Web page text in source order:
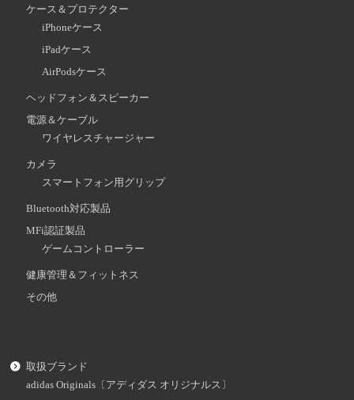
ケース＆プロテクター
iPhoneケース
iPadケース
AirPodsケース
ヘッドフォン＆スピーカー
電源＆ケーブル
ワイヤレスチャージャー
カメラ
スマートフォン用グリップ
Bluetooth対応製品
MFi認証製品
ゲームコントローラー
健康管理＆フィットネス
その他
取扱ブランド
adidas Originals〔アディダス オリジナルス〕